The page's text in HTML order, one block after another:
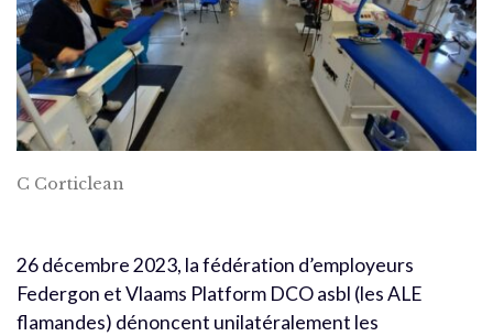
C Corticlean
26 décembre 2023, la fédération d’employeurs
Federgon et Vlaams Platform DCO asbl (les ALE
flamandes) dénoncent unilatéralement les